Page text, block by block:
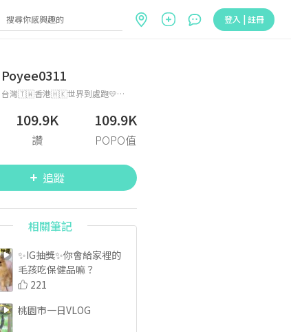
登入 | 註冊
Poyee0311
台灣🇹🇼香港🇭🇰世界到處跑💛ENFP🙋🏻‍♀️ 愛旅遊、吃美食、打卡照 看看世界，體驗更多新奇有趣事物
109.9K
讚
109.9K
POPO值
追蹤
相關筆記
✨IG抽獎✨你會給家裡的
毛孩吃保健品嘛？
221
桃園市一日VLOG